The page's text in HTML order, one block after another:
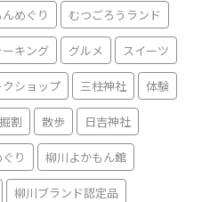
めぐり むつごろうランド
ーキング グルメ スイーツ
クショップ 三柱神社 体験
掘割 散歩 日吉神社
り 柳川よかもん館
柳川ブランド認定品